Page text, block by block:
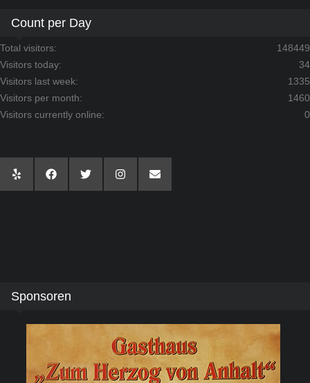
Count per Day
148449
Total visitors:
34
Visitors today:
1335
Visitors last week:
1460
Visitors per month:
0
Visitors currently online:
Sponsoren